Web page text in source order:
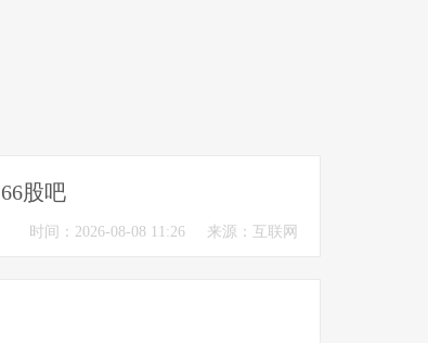
股吧
来源：互联网
时间：2026-08-08 11:26